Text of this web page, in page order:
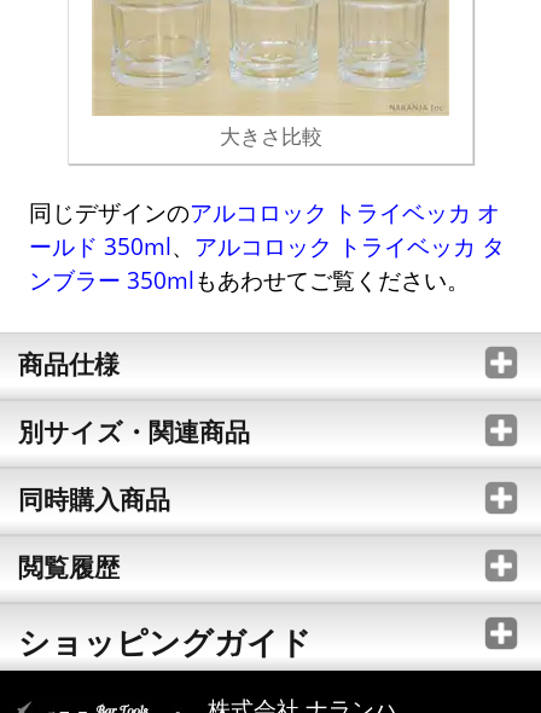
大きさ比較
同じデザインのアルコロック トライベッカ オ
ールド 350ml、 アルコロック トライベッカ タ
ンブラー 350mlもあわせてご覧ください。
商品仕様
別サイズ・関連商品
同時購入商品
閲覧履歴
ショッピングガイド